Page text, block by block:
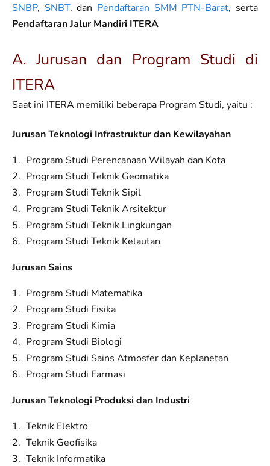
SNBP, SNBT, dan Pendaftaran SMM PTN-Barat, serta
Pendaftaran Jalur Mandiri ITERA
A. Jurusan dan Program Studi di
ITERA
Saat ini ITERA memiliki beberapa Program Studi, yaitu :
Jurusan Teknologi Infrastruktur dan Kewilayahan
Program Studi Perencanaan Wilayah dan Kota
Program Studi Teknik Geomatika
Program Studi Teknik Sipil
Program Studi Teknik Arsitektur
Program Studi Teknik Lingkungan
Program Studi Teknik Kelautan
Jurusan Sains
Program Studi Matematika
Program Studi Fisika
Program Studi Kimia
Program Studi Biologi
Program Studi Sains Atmosfer dan Keplanetan
Program Studi Farmasi
Jurusan Teknologi Produksi dan Industri
Teknik Elektro
Teknik Geofisika
Teknik Informatika